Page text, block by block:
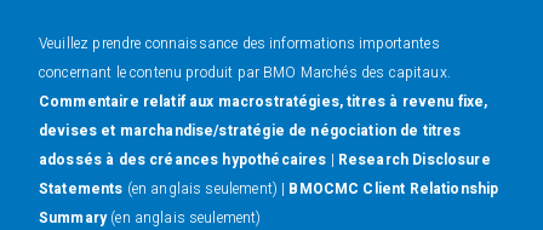
Veuillez prendre connaissance des informations importantes
concernant le contenu produit par BMO Marchés des capitaux.
Commentaire relatif aux macrostratégies, titres à revenu fixe,
devises et marchandise/stratégie de négociation de titres
adossés à des créances hypothécaires | Research Disclosure
Statements (en anglais seulement) | BMOCMC Client Relationship
Summary(en anglais seulement)